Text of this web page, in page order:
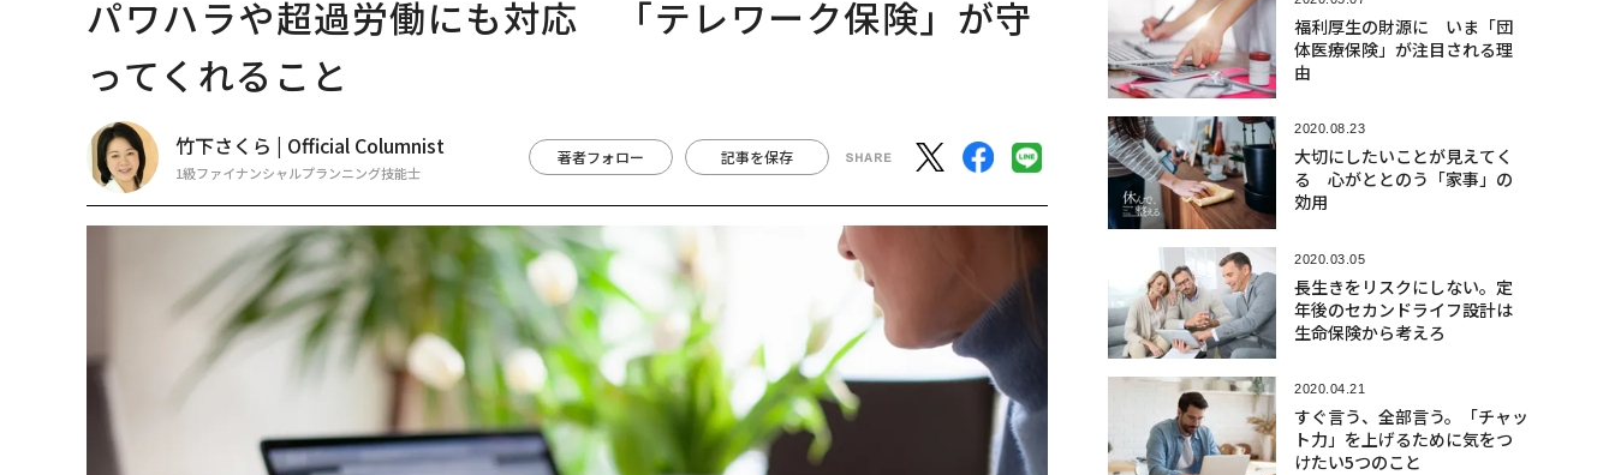
パワハラや超過労働にも対応 「テレワーク保険」が守
ってくれること
竹下さくら | Official Columnist
1級ファイナンシャルプランニング技能士
著者フォロー 記事を保存
福利厚生の財源に いま「団
体医療保険」が注目される理
由
2020.08.23
大切にしたいことが見えてく
る 心がととのう「家事」の
効用
2020.03.05
長生きをリスクにしない。定
年後のセカンドライフ設計は
生命保険から考えろ
2020.04.21
すぐ言う、全部言う。「チャッ
ト力」を上げるために気をつ
けたい5つのこと